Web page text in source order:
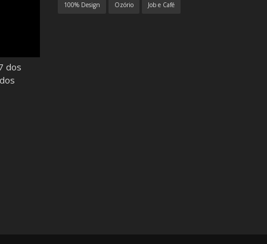
dos
100% Design Ozório Job e Café